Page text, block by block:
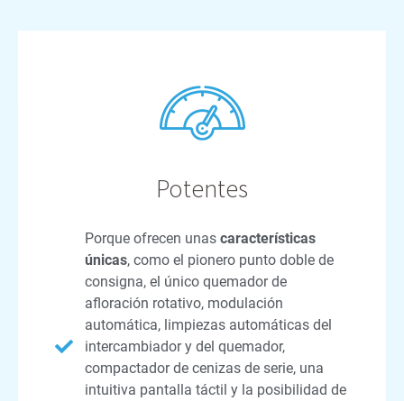
Potentes
Porque ofrecen unas características
únicas, como el pionero punto doble de
consigna, el único quemador de
afloración rotativo, modulación
automática, limpiezas automáticas del
intercambiador y del quemador,
compactador de cenizas de serie, una
intuitiva pantalla táctil y la posibilidad de